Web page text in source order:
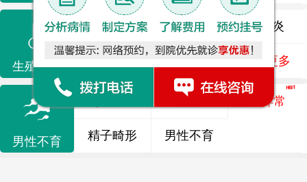
生殖感染
龟头炎 睾丸炎 尿道炎
了解更多
男性不育
弱精 精液异常
精子畸形 男性不育